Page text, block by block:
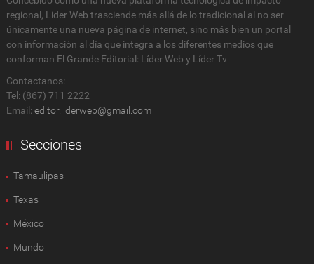
regional, Lider Web trasciende más allá de lo tradicional al no ser
únicamente una nueva página de internet, sino más bien un portal
con información al día que integra a los diferentes medios que
conforman El Grande Editorial: Líder Web y Líder Tv
Contactanos:
Tel: (867) 711 2222
Email: editor.liderweb@gmail.com
Secciones
Tamaulipas
Texas
México
Mundo